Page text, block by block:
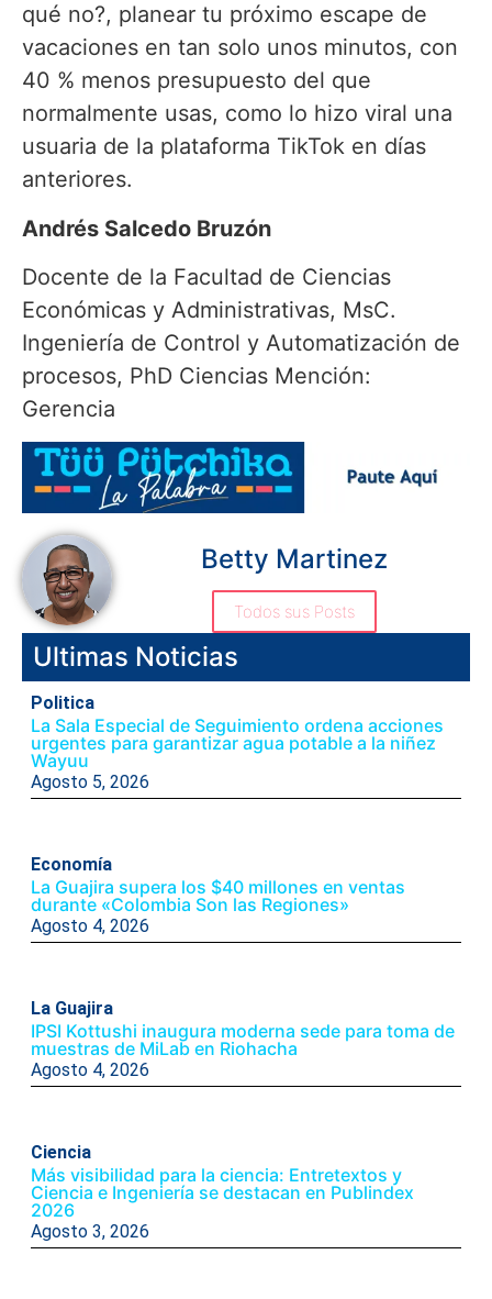
qué no?, planear tu próximo escape de
vacaciones en tan solo unos minutos, con
40 % menos presupuesto del que
normalmente usas, como lo hizo viral una
usuaria de la plataforma TikTok en días
anteriores.
Andrés Salcedo Bruzón
Docente de la Facultad de Ciencias
Económicas y Administrativas, MsC.
Ingeniería de Control y Automatización de
procesos, PhD Ciencias Mención:
Gerencia
Betty Martinez
Todos sus Posts
Ultimas Noticias
Politica
La Sala Especial de Seguimiento ordena acciones
urgentes para garantizar agua potable a la niñez
Wayuu
Agosto 5, 2026
Economía
La Guajira supera los $40 millones en ventas
durante «Colombia Son las Regiones»
Agosto 4, 2026
La Guajira
IPSI Kottushi inaugura moderna sede para toma de
muestras de MiLab en Riohacha
Agosto 4, 2026
Ciencia
Más visibilidad para la ciencia: Entretextos y
Ciencia e Ingeniería se destacan en Publindex
2026
Agosto 3, 2026